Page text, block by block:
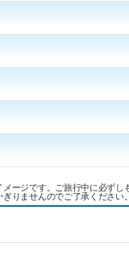
ージです。ご旅行中に必ずし
りませんのでご了承ください。